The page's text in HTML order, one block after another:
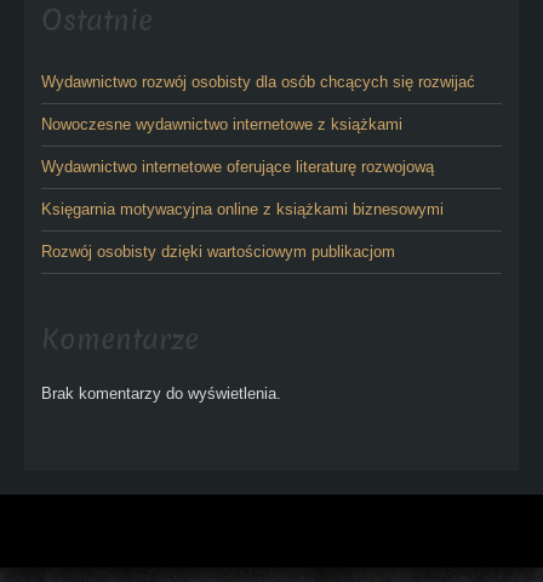
Ostatnie
Wydawnictwo rozwój osobisty dla osób chcących się rozwijać
Nowoczesne wydawnictwo internetowe z książkami
Wydawnictwo internetowe oferujące literaturę rozwojową
Księgarnia motywacyjna online z książkami biznesowymi
Rozwój osobisty dzięki wartościowym publikacjom
Komentarze
Brak komentarzy do wyświetlenia.